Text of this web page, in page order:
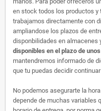
en stock todos los productos y
trabajamos directamente con
ampliandose los plazos de
disponbilidades en almacenes
disponibles en el plazo de
mantendremos informado de
que tu puedas decidir
No podemos asegurarte la
depende de muchas variables